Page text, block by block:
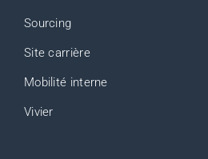
Sourcing
Site carrière
Mobilité interne
Vivier